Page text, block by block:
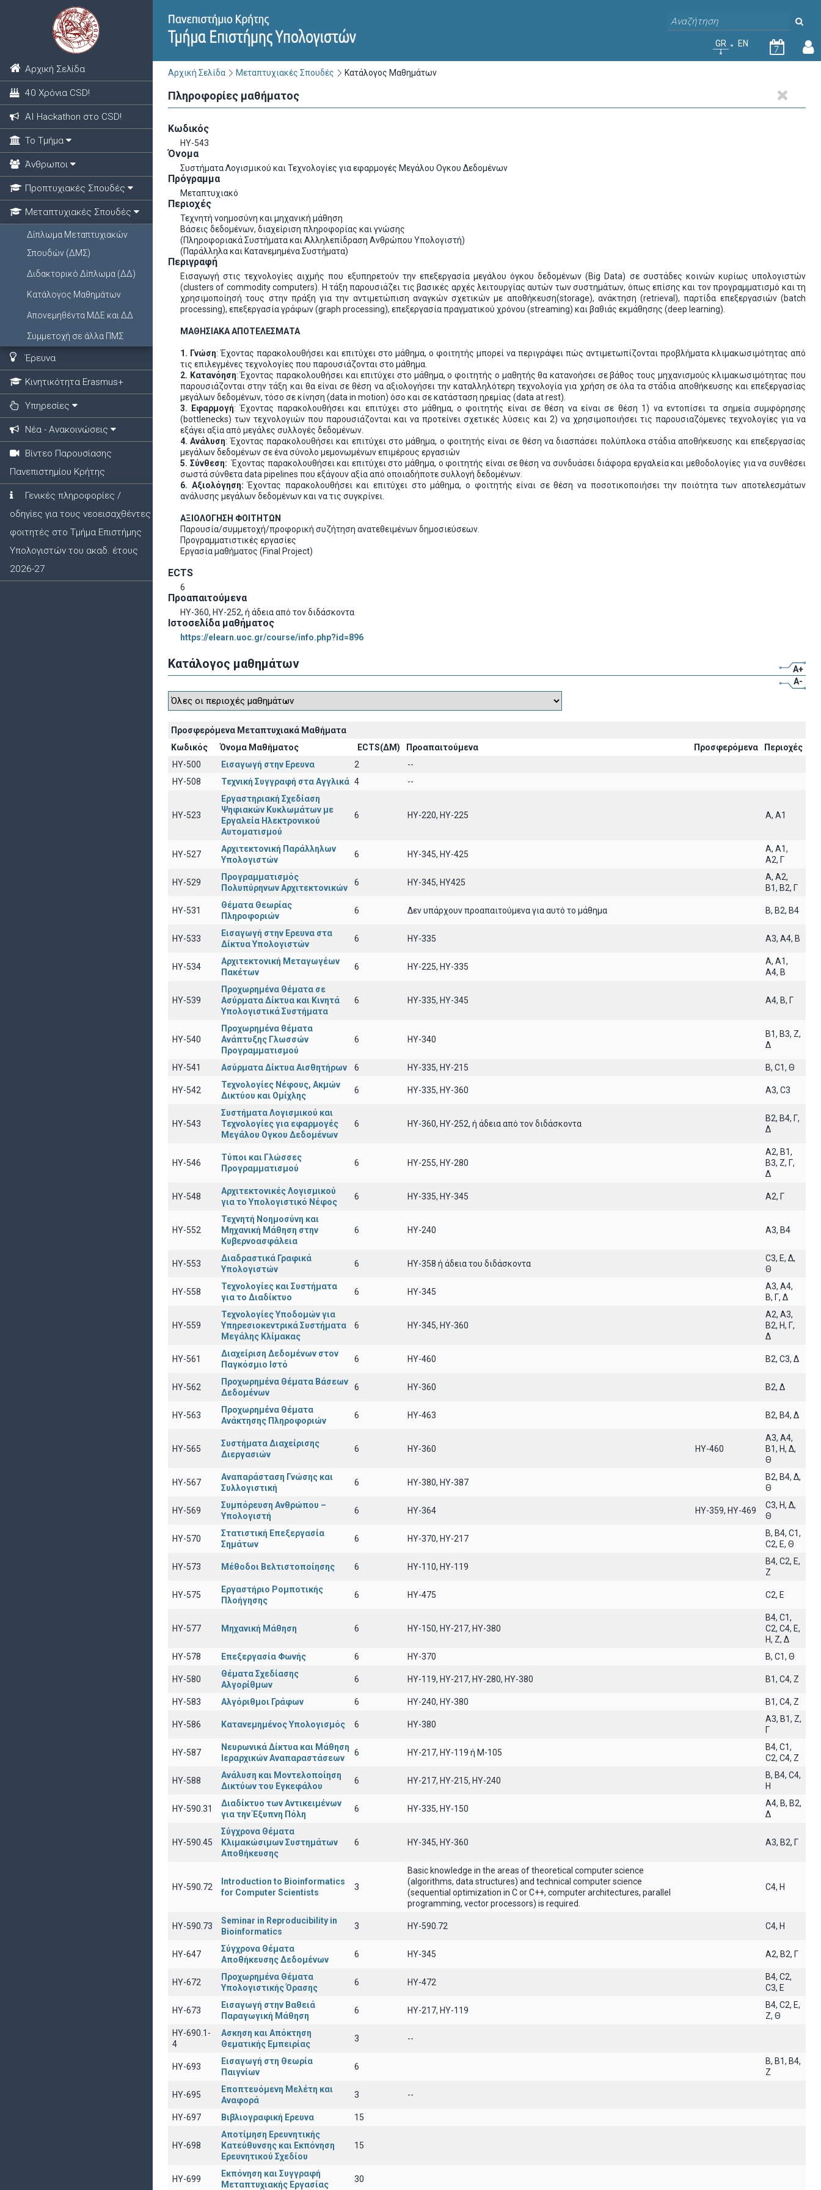
Αρχική Σελίδα
40 Χρόνια CSD!
ΑΙ Hackathon στο CSD!
Το Τμήμα
Άνθρωποι
Προπτυχιακές Σπουδές
Μεταπτυχιακές Σπουδές
Δίπλωμα Μεταπτυχιακών
Σπουδών (ΔΜΣ)
Διδακτορικό Δίπλωμα (ΔΔ)
Κατάλογος Μαθημάτων
Απονεμηθέντα ΜΔΕ και ΔΔ
Συμμετοχή σε άλλα ΠΜΣ
Έρευνα
Κινητικότητα Erasmus+
Υπηρεσίες
Νέα - Ανακοινώσεις
Βίντεο Παρουσίασης
Πανεπιστημίου Κρήτης
Γενικές πληροφορίες /
οδηγίες για τους νεοεισαχθέντες
φοιτητές στο Τμήμα Επιστήμης
Υπολογιστών του ακαδ. έτους
2026-27
GR EN
7
Αρχική Σελίδα Μεταπτυχιακές Σπουδές Κατάλογος Μαθημάτων
Πληροφορίες μαθήματος
Κωδικός
ΗΥ-543
Όνομα
Συστήματα Λογισμικού και Τεχνολογίες για εφαρμογές Μεγάλου Ογκου Δεδομένων
Πρόγραμμα
Μεταπτυχιακό
Περιοχές
Τεχνητή νοημοσύνη και μηχανική μάθηση
Βάσεις δεδομένων, διαχείριση πληροφορίας και γνώσης
(Πληροφοριακά Συστήματα και Αλληλεπίδραση Ανθρώπου Υπολογιστή)
(Παράλληλα και Κατανεμημένα Συστήματα)
Περιγραφή
Εισαγωγή στις τεχνολογίες αιχμής που εξυπηρετούν την επεξεργασία μεγάλου όγκου δεδομένων (Big Data) σε συστάδες κοινών κυρίως υπολογιστών
(clusters of commodity computers). H τάξη παρουσιάζει τις βασικές αρχές λειτουργίας αυτών των συστημάτων, όπως επίσης και τον προγραμματισμό και τη
χρησιμοποίησή τους στην πράξη για την αντιμετώπιση αναγκών σχετικών με αποθήκευση(storage), ανάκτηση (retrieval), παρτίδα επεξεργασιών (batch
processing), επεξεργασία γράφων (graph processing), επεξεργασία πραγματικού χρόνου (streaming) και βαθιάς εκμάθησης (deep learning).
ΜΑΘΗΣΙΑΚΑ ΑΠΟΤΕΛΕΣΜΑΤΑ
1. Γνώση: Έχοντας παρακολουθήσει και επιτύχει στο μάθημα, ο φοιτητής μπορεί να περιγράψει πώς αντιμετωπίζονται προβλήματα κλιμακωσιμότητας από
τις επιλεγμένες τεχνολογίες που παρουσιάζονται στο μάθημα.
2. Κατανόηση: Έχοντας παρακολουθήσει και επιτύχει στο μάθημα, ο φοιτητής ο μαθητής θα κατανοήσει σε βάθος τους μηχανισμούς κλιμακωσιμότητας που
παρουσιάζονται στην τάξη και θα είναι σε θέση να αξιολογήσει την καταλληλότερη τεχνολογία για χρήση σε όλα τα στάδια αποθήκευσης και επεξεργασίας
μεγάλων δεδομένων, τόσο σε κίνηση (data in motion) όσο και σε κατάσταση ηρεμίας (data at rest).
3. Εφαρμογή: Έχοντας παρακολουθήσει και επιτύχει στο μάθημα, ο φοιτητής είναι σε θέση να είναι σε θέση 1) να εντοπίσει τα σημεία συμφόρησης
(bottlenecks) των τεχνολογιών που παρουσιάζονται και να προτείνει σχετικές λύσεις και 2) να χρησιμοποιήσει τις παρουσιαζόμενες τεχνολογίες για να
εξάγει αξία από μεγάλες συλλογές δεδομένων.
4. Ανάλυση: Έχοντας παρακολουθήσει και επιτύχει στο μάθημα, ο φοιτητής είναι σε θέση να διασπάσει πολύπλοκα στάδια αποθήκευσης και επεξεργασίας
μεγάλων δεδομένων σε ένα σύνολο μεμονωμένων επιμέρους εργασιών
5. Σύνθεση: Έχοντας παρακολουθήσει και επιτύχει στο μάθημα, ο φοιτητής είναι σε θέση να συνδυάσει διάφορα εργαλεία και μεθοδολογίες για να συνθέσει
σωστά σύνθετα data pipelines που εξάγουν αξία από οποιαδήποτε συλλογή δεδομένων.
6. Αξιολόγηση: Έχοντας παρακολουθήσει και επιτύχει στο μάθημα, ο φοιτητής είναι σε θέση να ποσοτικοποιήσει την ποιότητα των αποτελεσμάτων
ανάλυσης μεγάλων δεδομένων και να τις συγκρίνει.
ΑΞΙΟΛΟΓΗΣΗ ΦΟΙΤΗΤΩΝ
Παρουσία/συμμετοχή/προφορική συζήτηση ανατεθειμένων δημοσιεύσεων.
Προγραμματιστικές εργασίες
Εργασία μαθήματος (Final Project)
ECTS
6
Προαπαιτούμενα
ΗΥ-360, ΗΥ-252, ή άδεια από τον διδάσκοντα
Ιστοσελίδα μαθήματος
https://elearn.uoc.gr/course/info.php?id=896
Κατάλογος μαθημάτων
A+
A-
Προσφερόμενα Μεταπτυχιακά Μαθήματα
Κωδικός
Όνομα Μαθήματος ECTS(ΔΜ) Προαπαιτούμενα Προσφερόμενα
Περιοχές
ΗΥ-500
Εισαγωγή στην Ερευνα 2
--
ΗΥ-508
Τεχνική Συγγραφή στα Αγγλικά 4 --
ΗΥ-523
Εργαστηριακή Σχεδίαση
Ψηφιακών Κυκλωμάτων με
Εργαλεία Ηλεκτρονικού
Αυτοματισμού
6 ΗΥ-220, ΗΥ-225 A, A1
ΗΥ-527
Αρχιτεκτονική Παράλληλων
Υπολογιστών
6 HY-345, HY-425
A, A1,
A2, Γ
ΗΥ-529
Προγραμματισμός
Πολυπύρηνων Αρχιτεκτονικών
6 HY-345, HY425
A, A2,
B1, B2, Γ
HY-531
Θέματα Θεωρίας
Πληροφοριών
6 Δεν υπάρχουν προαπαιτούμενα για αυτό το μάθημα B, B2, B4
ΗΥ-533
Εισαγωγή στην Ερευνα στα
Δίκτυα Υπολογιστών
6 HY-335 A3, A4, B
ΗΥ-534
Αρχιτεκτονική Μεταγωγέων
Πακέτων
6 HY-225, HY-335
A, A1,
A4, B
HY-539
Προχωρημένα Θέματα σε
Ασύρματα Δίκτυα και Κινητά
Υπολογιστικά Συστήματα
6 HY-335, HY-345 A4, B, Γ
HY-540
Προχωρημένα θέματα
Ανάπτυξης Γλωσσών
Προγραμματισμού
6 ΗΥ-340
B1, B3, Z,
Δ
ΗΥ-541 Ασύρματα Δίκτυα Αισθητήρων 6 ΗΥ-335, HY-215 B, C1, Θ
ΗΥ-542
Τεχνολογίες Νέφους, Ακμών
Δικτύου και Ομίχλης
6 ΗΥ-335, ΗΥ-360 A3, C3
ΗΥ-543
Συστήματα Λογισμικού και
Τεχνολογίες για εφαρμογές
Μεγάλου Ογκου Δεδομένων
6 ΗΥ-360, ΗΥ-252, ή άδεια από τον διδάσκοντα
B2, B4, Γ,
Δ
ΗΥ-546
Τύποι και Γλώσσες
Προγραμματισμού
6 ΗΥ-255, ΗΥ-280
A2, B1,
B3, Z, Γ,
Δ
ΗΥ-548
Αρχιτεκτονικές Λογισμικού
για το Υπολογιστικό Νέφος
6 ΗΥ-335, ΗΥ-345 A2, Γ
ΗΥ-552
Τεχνητή Νοημοσύνη και
Μηχανική Μάθηση στην
Κυβερνοασφάλεια
6 ΗΥ-240 A3, B4
ΗΥ-553
Διαδραστικά Γραφικά
Υπολογιστών
6 ΗΥ-358 ή άδεια του διδάσκοντα
C3, E, Δ,
Θ
ΗΥ-558
Τεχνολογίες και Συστήματα
για το Διαδίκτυο
6 HY-345
A3, A4,
B, Γ, Δ
HY-559
Τεχνολογίες Υποδομών για
Υπηρεσιοκεντρικά Συστήματα
Μεγάλης Κλίμακας
6 ΗΥ-345, ΗΥ-360
A2, A3,
B2, H, Γ,
Δ
ΗΥ-561
Διαχείριση Δεδομένων στον
Παγκόσμιο Ιστό
6 ΗΥ-460 B2, C3, Δ
HY-562
Προχωρημένα Θέματα Βάσεων
Δεδομένων
6 HY-360 B2, Δ
ΗΥ-563
Προχωρημένα Θέματα
Ανάκτησης Πληροφοριών
6 HY-463 B2, B4, Δ
ΗΥ-565
Συστήματα Διαχείρισης
Διεργασιών
6 ΗΥ-360 ΗΥ-460
A3, A4,
B1, H, Δ,
Θ
ΗΥ-567
Αναπαράσταση Γνώσης και
Συλλογιστική
6 ΗΥ-380, ΗΥ-387
B2, B4, Δ,
Θ
ΗΥ-569
Συμπόρευση Ανθρώπου –
Υπολογιστή
6 ΗΥ-364 ΗΥ-359, ΗΥ-469
C3, H, Δ,
Θ
HY-570
Στατιστική Επεξεργασία
Σημάτων
6 HY-370, HY-217
B, B4, C1,
C2, E, Θ
ΗΥ-573 Μέθοδοι Βελτιστοποίησης 6 ΗΥ-110, HY-119
B4, C2, E,
Z
HY-575
Εργαστήριο Ρομποτικής
Πλοήγησης
6 HY-475 C2, E
HY-577 Μηχανική Μάθηση 6 HY-150, HY-217, HY-380
B4, C1,
C2, C4, E,
H, Z, Δ
HY-578
Επεξεργασία Φωνής 6 HY-370 B, C1, Θ
HY-580
Θέματα Σχεδίασης
Αλγορίθμων
6 HY-119, HY-217, HY-280, HY-380 B1, C4, Z
HY-583 Αλγόριθμοι Γράφων 6 HY-240, HY-380 B1, C4, Z
HY-586 Κατανεμημένος Υπολογισμός 6 ΗΥ-380
A3, B1, Z,
Γ
ΗΥ-587
Νευρωνικά Δίκτυα και Μάθηση
Ιεραρχικών Αναπαραστάσεων
6 HY-217, HY-119 ή Μ-105
B4, C1,
C2, C4, Z
ΗΥ-588
Ανάλυση και Μοντελοποίηση
Δικτύων του Εγκεφάλου
6 ΗΥ-217, ΗΥ-215, ΗΥ-240
B, B4, C4,
H
ΗΥ-590.31
Διαδίκτυο των Αντικειμένων
για την Έξυπνη Πόλη
6 ΗΥ-335, ΗΥ-150
A4, B, B2,
Δ
ΗΥ-590.45
Σύγχρονα Θέματα
Κλιμακώσιμων Συστημάτων
Αποθήκευσης
6 HY-345, HY-360 A3, B2, Γ
ΗΥ-590.72
Introduction to Bioinformatics
for Computer Scientists
3
Basic knowledge in the areas of theoretical computer science
(algorithms, data structures) and technical computer science
(sequential optimization in C or C++, computer architectures, parallel
programming, vector processors) is required.
C4, H
ΗΥ-590.73
Seminar in Reproducibility in
Bioinformatics
3 ΗΥ-590.72 C4, H
ΗΥ-647
Σύγχρονα Θέματα
Αποθήκευσης Δεδομένων
6 ΗΥ-345 A2, B2, Γ
HY-672
Προχωρημένα Θέματα
Υπολογιστικής Όρασης
6 HY-472
B4, C2,
C3, E
ΗΥ-673
Εισαγωγή στην Βαθειά
Παραγωγική Μάθηση
6 ΗΥ-217, ΗΥ-119
B4, C2, E,
Z, Θ
ΗΥ-690.1-
4
Ασκηση και Απόκτηση
Θεματικής Εμπειρίας
3 --
ΗΥ-693
Εισαγωγή στη Θεωρία
Παιγνίων
6
B, B1, B4,
Z
ΗΥ-695
Εποπτευόμενη Μελέτη και
Αναφορά
3 --
ΗΥ-697 Βιβλιογραφική Ερευνα 15
ΗΥ-698
Αποτίμηση Ερευνητικής
Κατεύθυνσης και Εκπόνηση
Ερευνητικού Σχεδίου
15
ΗΥ-699
Εκπόνηση και Συγγραφή
Μεταπτυχιακής Εργασίας
30